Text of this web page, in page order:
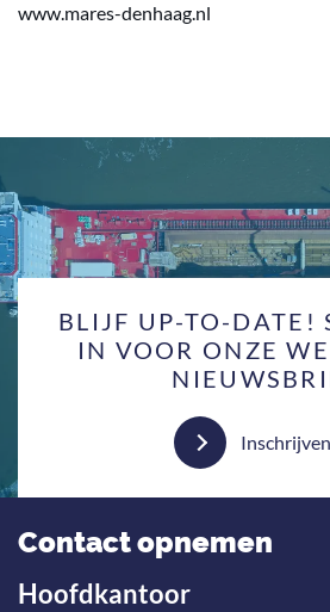
www.mares-denhaag.nl
BLIJF UP-TO-DATE!
IN VOOR ONZE
Inschrijven
Contact opnemen
Hoofdkantoor